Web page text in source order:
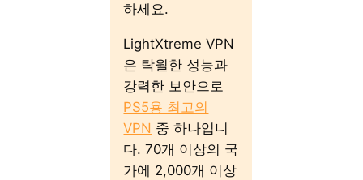
하세요.
LightXtreme VPN
은 탁월한 성능과
강력한 보안으로
PS5용 최고의
VPN 중 하나입니
다. 70개 이상의 국
가에 2,000개 이상